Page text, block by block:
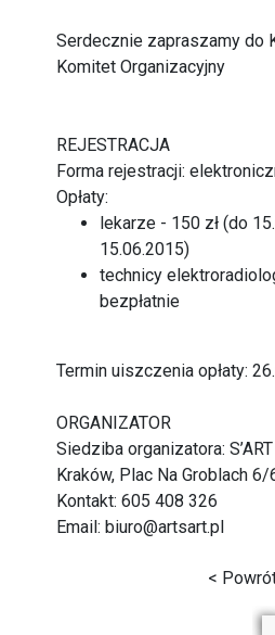
Serdecznie zapraszamy do
Komitet Organizacyjny
REJESTRACJA
Forma rejestracji:
Opłaty:
lekarze - 150 zł (do
15.06.2015)
technicy
bezpłatnie
Termin uiszczenia opłaty:
ORGANIZATOR
Siedziba organizatora:
Kraków, Plac Na Groblach 6/
Kontakt: 605 408 326
Email: biuro@artsart.pl
<